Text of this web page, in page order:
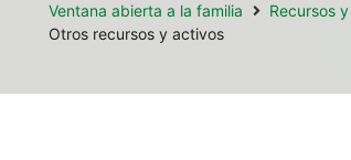
Ventana abierta a la familia
Recursos
Otros recursos y activos